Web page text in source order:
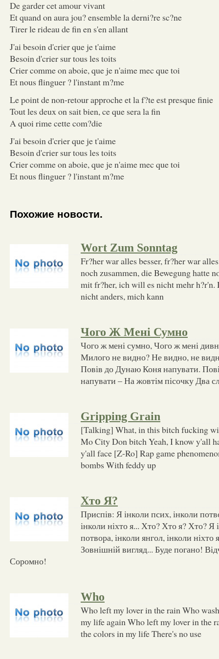
De garder cet amour vivant
Et quand on aura jou? ensemble la derni?re sc?ne
Tirer le rideau de fin en s'en allant
J'ai besoin d'crier que je t'aime
Besoin d'crier sur tous les toits
Crier comme on aboie, que je n'aime mec que toi
Et nous flinguer ? l'instant m?me
Le point de non-retour approche et la f?te est presque finie
Tout les deux on sait bien, ce que sera la fin
A quoi rime cette com?die
J'ai besoin d'crier que je t'aime
Besoin d'crier sur tous les toits
Crier comme on aboie, que je n'aime mec que toi
Et nous flinguer ? l'instant m?me
Похожие новости.
Wort Zum Sonntag
Fr?her war alles besser, fr?her war
noch zusammen, die Bewegung hatte
mit fr?her, ich will es nicht mehr h?r'n.
nicht anders, mich kann
Чого Ж Мені Сумно
Чого ж мені сумно, Чого ж мені
Милого не видно? Не видно, не
Повів до Дунаю Коня напувати.
напувати – На жовтім пісочку Два
Gripping Grain
[Talking] What, in this bitch fucking
Mo City Don bitch Yeah, I know y'all
y'all face [Z-Ro] Rap game
bombs With feddy up
Хто Я?
Приспів: Я інколи псих, інколи
інколи ніхто я... Хто? Хто я? Хто? Я
потвора, інколи янгол, інколи
Зовнішній вигляд... Буде погано!
Соромно!
Who
Who left my lover in the rain Who
my life again Who left my lover in the
the colors in my life There's no use